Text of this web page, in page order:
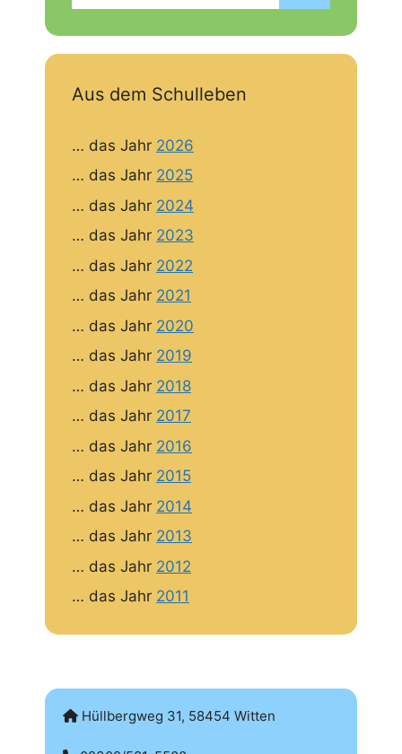
Aus dem Schulleben
… das Jahr 2026
… das Jahr 2025
… das Jahr 2024
… das Jahr 2023
… das Jahr 2022
… das Jahr 2021
… das Jahr 2020
… das Jahr 2019
… das Jahr 2018
… das Jahr 2017
… das Jahr 2016
… das Jahr 2015
… das Jahr 2014
… das Jahr 2013
… das Jahr 2012
… das Jahr 2011
Hüllbergweg 31, 58454 Witten